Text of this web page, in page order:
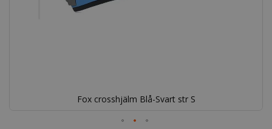
Fox crosshjälm Blå-Svart str S